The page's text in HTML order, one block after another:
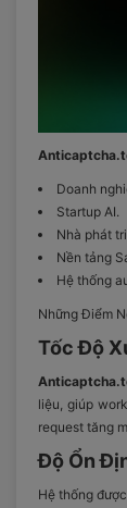
Doanh
Startup AI.
Nhà phát
Nền tảng
Hệ thống
Những Điểm
Tốc Độ
liệu, giúp
request tăng
Độ Ổn
Hệ thống